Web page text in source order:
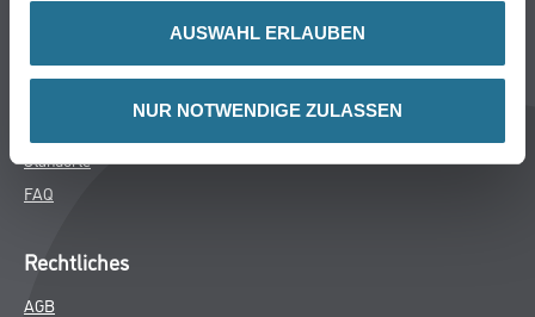
AUSWAHL ERLAUBEN
NUR NOTWENDIGE ZULASSEN
Services
Standorte
FAQ
Rechtliches
AGB